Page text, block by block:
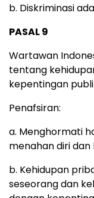
b. Diskriminasi
PASAL 9
Wartawan
tentang
kepentingan
Penafsiran:
a. Menghormati
menahan diri
b. Kehidupan
seseorang dan